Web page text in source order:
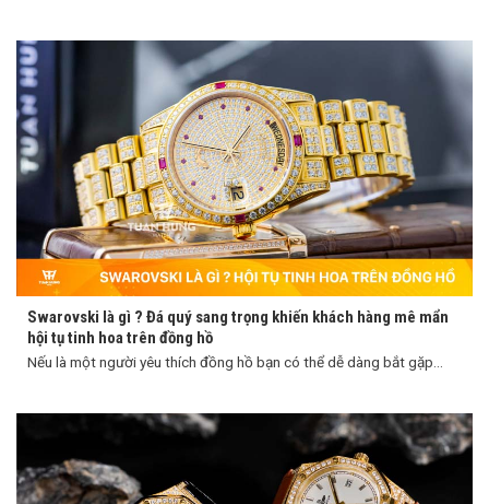
Swarovski là gì ? Đá quý sang trọng khiến khách hàng mê mẩn
hội tụ tinh hoa trên đồng hồ
Nếu là một người yêu thích đồng hồ bạn có thể dễ dàng bắt gặp...